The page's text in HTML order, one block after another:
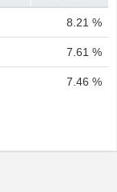
8.21 %
7.61 %
7.46 %